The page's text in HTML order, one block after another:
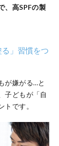
、高SPFの製
」習慣をつ
が嫌がる…と
子どもが「自
です。